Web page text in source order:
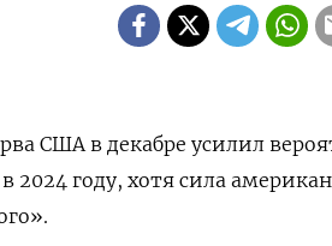
США в декабре усилил
2024 году, хотя сила